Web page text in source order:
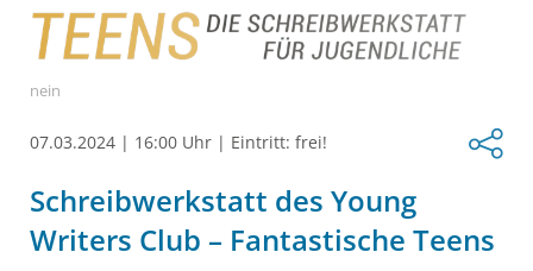
nein
07.03.2024 | 16:00 Uhr | Eintritt: frei!
Schreibwerkstatt des Young
Writers Club – Fantastische Teens